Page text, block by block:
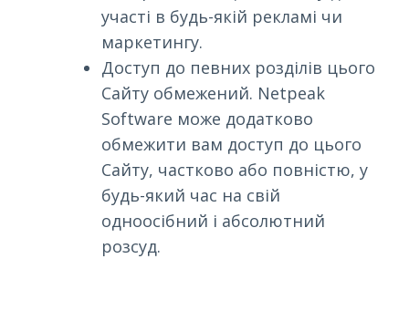
участі в будь-якій рекламі чи
маркетингу.
Доступ до певних розділів цього
Сайту обмежений. Netpeak
Software може додатково
обмежити вам доступ до цього
Сайту, частково або повністю, у
будь-який час на свій
одноосібний і абсолютний
розсуд.